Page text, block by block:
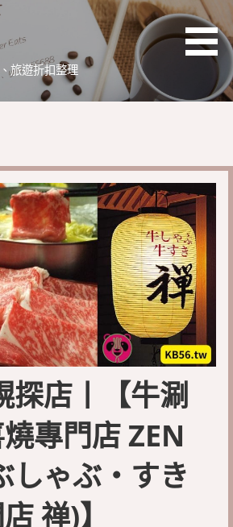
旅遊折扣整理
探店丨【牛涮
專門店 ZEN
しゃぶ・すき
禅)】